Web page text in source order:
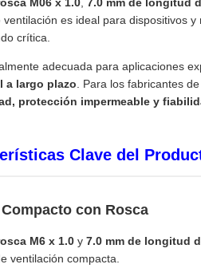
ventilación es ideal para dispositivos
crítica.
adecuada para aplicaciones
a largo plazo . Para los fabricantes
protección impermeable y
Clave del
con Rosca
M6 x 1.0 y 7.0 mm de longitud
ventilación compacta.